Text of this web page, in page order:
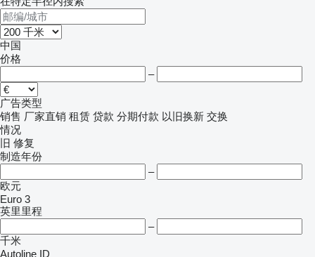
中国
价格
–
广告类型
销售 厂家直销 租赁 贷款 分期付款 以旧换新 交换
情况
旧 修复
制造年份
–
欧元
Euro 3
英里里程
–
千米
Autoline ID